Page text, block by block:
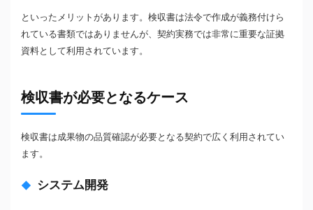
といったメリットがあります。検収書は法令で作成が義務付けら
れている書類ではありませんが、契約実務では非常に重要な証拠
資料として利用されています。
検収書が必要となるケース
検収書は成果物の品質確認が必要となる契約で広く利用されてい
ます。
システム開発